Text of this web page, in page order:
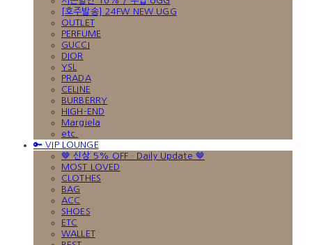
[호주발송] 24FW NEW UGG
OUTLET
PERFUME
GUCCI
DIOR
YSL
PRADA
CELINE
BURBERRY
HIGH-END
Margiela
etc.
🔑 VIP LOUNGE
🤎 신상 5% OFF · Daily Update 🤎
MOST LOVED
CLOTHES
BAG
ACC
SHOES
ETC
WALLET